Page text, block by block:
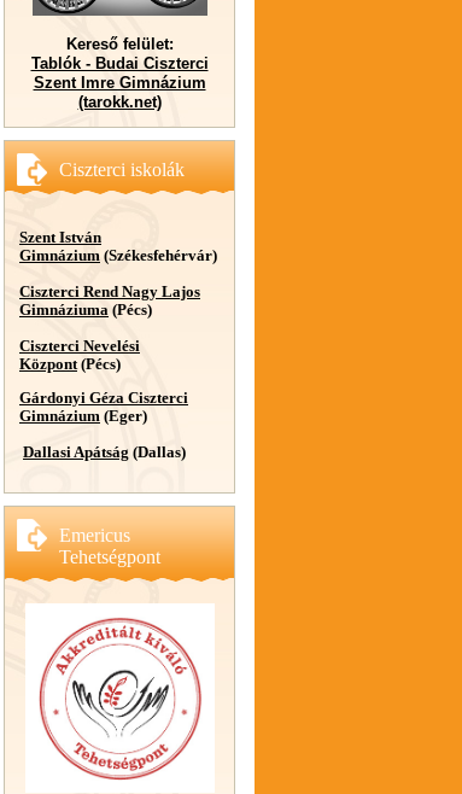
Kereső felület:
Tablók - Budai Ciszterci
Szent Imre Gimnázium
(tarokk.net)
Ciszterci iskolák
Szent István
Gimnázium (Székesfehérvár)
Ciszterci Rend Nagy Lajos
Gimnáziuma (Pécs)
Ciszterci Nevelési
Központ(Pécs)
Gárdonyi Géza Ciszterci
Gimnázium (Eger)
Dallasi Apátság (Dallas)
Emericus
Tehetségpont